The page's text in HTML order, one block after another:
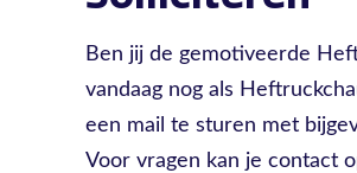
Ben jij de gemotiveerde
vandaag nog als
een mail te sturen met
Voor vragen kan je contact